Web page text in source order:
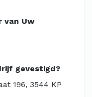
van Uw
gevestigd?
196, 3544 KP